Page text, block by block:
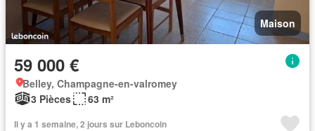
Maison
59 000 €
Belley, Champagne-en-valromey
3 Pièces
63 m²
Il y a 1 semaine, 2 jours sur Leboncoin